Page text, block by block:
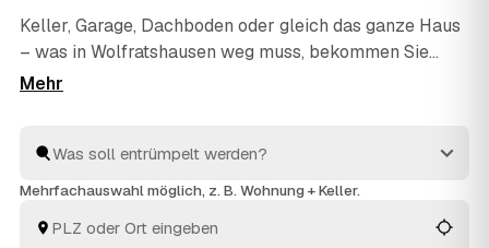
Keller, Garage, Dachboden oder gleich das ganze Haus
– was in Wolfratshausen weg muss, bekommen Sie
über AWL unkompliziert geregelt. Sie schildern einmal
Auch eine Messie-Wohnung oder eine Entrümpelung
vor dem Verkauf ist dabei kein Problem. Sie
alles passt.
Mehrfachauswahl möglich, z. B. Wohnung + Keller.